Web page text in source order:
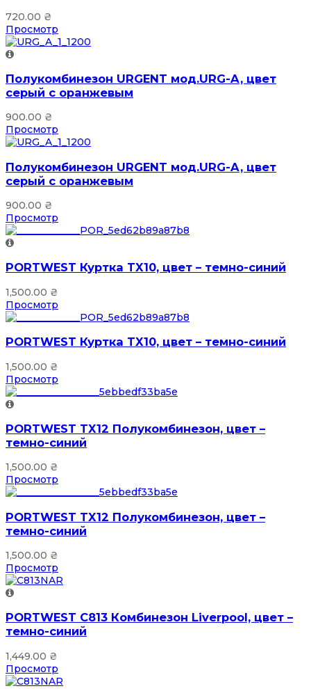
720.00 ₴
Просмотр
Полукомбинезон URGENT мод.URG-A, цвет
серый с оранжевым
900.00 ₴
Просмотр
Полукомбинезон URGENT мод.URG-A, цвет
серый с оранжевым
900.00 ₴
Просмотр
PORTWEST Куртка TX10, цвет – темно-синий
1,500.00 ₴
Просмотр
PORTWEST Куртка TX10, цвет – темно-синий
1,500.00 ₴
Просмотр
PORTWEST TX12 Полукомбинезон, цвет –
темно-синий
1,500.00 ₴
Просмотр
PORTWEST TX12 Полукомбинезон, цвет –
темно-синий
1,500.00 ₴
Просмотр
PORTWEST C813 Комбинезон Liverpool, цвет –
темно-синий
1,449.00 ₴
Просмотр